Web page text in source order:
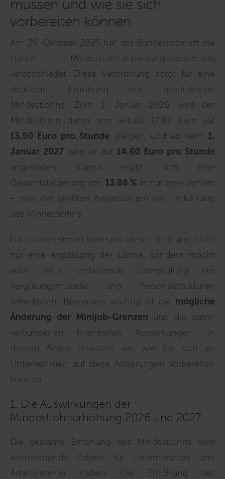
müssen und wie sie sich
vorbereiten können
Am 29. Oktober 2025 hat das Bundeskabinett die
Fünfte Mindestlohnanpassungsverordnung
verabschiedet. Diese Verordnung sorgt für eine
deutliche Erhöhung des gesetzlichen
Mindestlohns. Zum 1. Januar 2026 wird der
Mindestlohn daher von aktuell 12,82 Euro auf
13,90 Euro pro Stunde steigen, und ab dem 1.
Januar 2027 wird er auf 14,60 Euro pro Stunde
angehoben. Damit ergibt sich eine
Gesamtsteigerung von 13,88 % in nur zwei Jahren
– eine der größten Anpassungen seit Einführung
des Mindestlohns.
Für Unternehmen bedeutet diese Erhöhung nicht
nur eine Anpassung der Löhne, sondern macht
auch eine umfassende Überprüfung der
Vergütungsmodelle und Personalstrukturen
erforderlich. Besonders wichtig ist die mögliche
Änderung der Minijob-Grenzen und die damit
verbundenen finanziellen Auswirkungen. In
diesem Artikel erläutern wir, wie Sie sich als
Unternehmen auf diese Änderungen vorbereiten
können.
1. Die Auswirkungen der
Mindestlohnerhöhung 2026 und 2027
Die geplante Erhöhung des Mindestlohns wird
weitreichende Folgen für Unternehmen und
Arbeitnehmer haben. Die Erhöhung des